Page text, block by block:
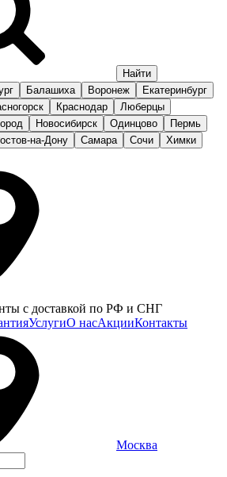
Балашиха Воронеж
Екатеринбург
Краснодар
Люберцы
Новосибирск Одинцово
Пермь
на-Дону Самара Сочи
Химки
с доставкой по РФ и СНГ
УслугиО насАкцииКонтакты
Москва